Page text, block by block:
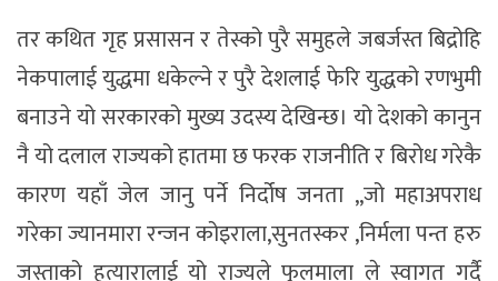
तर कथित गृह प्रसासन र तेस्को पुरै समुहले जबर्जस्त बिद्रोहि
नेकपालाई युद्धमा धकेल्ने र पुरै देशलाई फेरि युद्धको रणभुमी
बनाउने यो सरकारको मुख्य उदस्य देखिन्छ। यो देशको कानुन
नै यो दलाल राज्यको हातमा छ फरक राजनीति र बिरोध गरेकै
कारण यहाँ जेल जानु पर्ने निर्दोष जनता ,,जो महाअपराध
गरेका ज्यानमारा रन्जन कोइराला,सुनतस्कर ,निर्मला पन्त हरु